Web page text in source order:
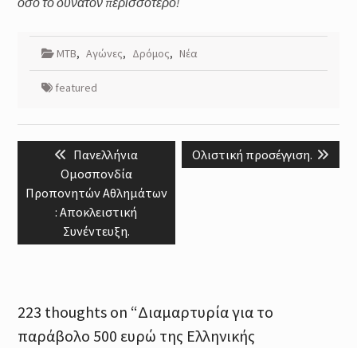
MTB, Αγώνες, Δρόμος, Νέα
featured
navigationPrevious
post:
Πανελλήνια
Ομοσπονδία
Προπονητών Αθλημάτων
: Αποκλειστική
Συνέντευξη.
Next
post:
Ολιστική προσέγγιση.
223 thoughts on “Διαμαρτυρία για το
παράβολο 500 ευρώ της Ελληνικής